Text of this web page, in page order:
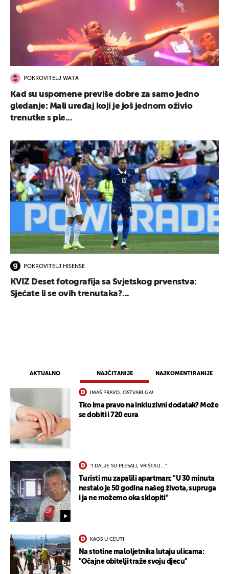
AKTUALNO NAJČITANIJE NAJKOMENTIRANIJE
IMAŠ PRAVO, OSTVARI GA!
Tko ima pravo na inkluzivni dodatak? Može
se dobiti i 720 eura
"I DALJE SU PLESALI, VRIŠTALI..."
Turisti mu zapalili apartman: "U 30 minuta
nestalo je 50 godina našeg života, supruga
i ja ne možemo oka sklopiti"
KAOS U CEUTI
Na stotine maloljetnika lutaju ulicama:
"Očajne obitelji traže svoju djecu"
POKROVITELJ WATA
Kad su uspomene previše dobre za samo jedno
gledanje: Mali uređaj koji je još jednom oživio
trenutke s ple...
POKROVITELJ HISENSE
KVIZ Deset fotografija sa Svjetskog prvenstva:
Sjećate li se ovih trenutaka?...
UKLJUČITE NOTIFIKACIJE